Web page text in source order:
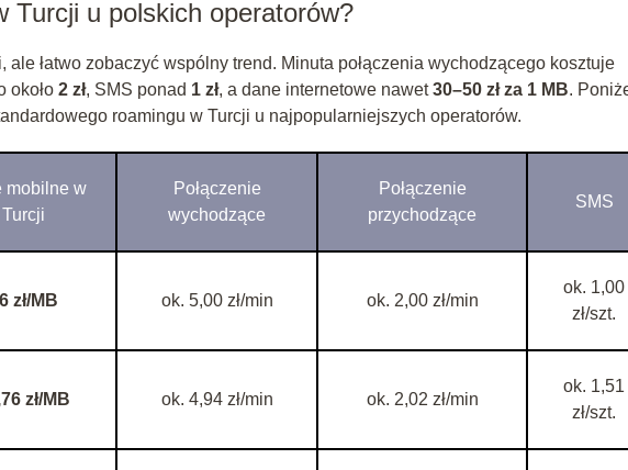
Turcji u polskich operatorów?
łatwo zobaczyć wspólny trend. Minuta połączenia wychodzącego kosztuje
około 2 zł, SMS ponad 1 zł, a dane internetowe nawet30–50 zł za 1 MB.
roamingu w Turcji u najpopularniejszych operatorów.
mobilne w
Turcji
Połączenie
wychodzące
Połączenie
przychodzące
SMS
zł/MB ok. 5,00 zł/min ok. 2,00 zł/min
ok. 1,00
zł/szt.
zł/MB ok. 4,94 zł/min ok. 2,02 zł/min
ok. 1,51
zł/szt.